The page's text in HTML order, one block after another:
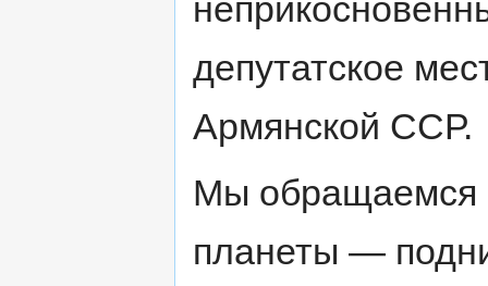
депутатское
Армянской ССР.
Мы обращаемся
планеты —